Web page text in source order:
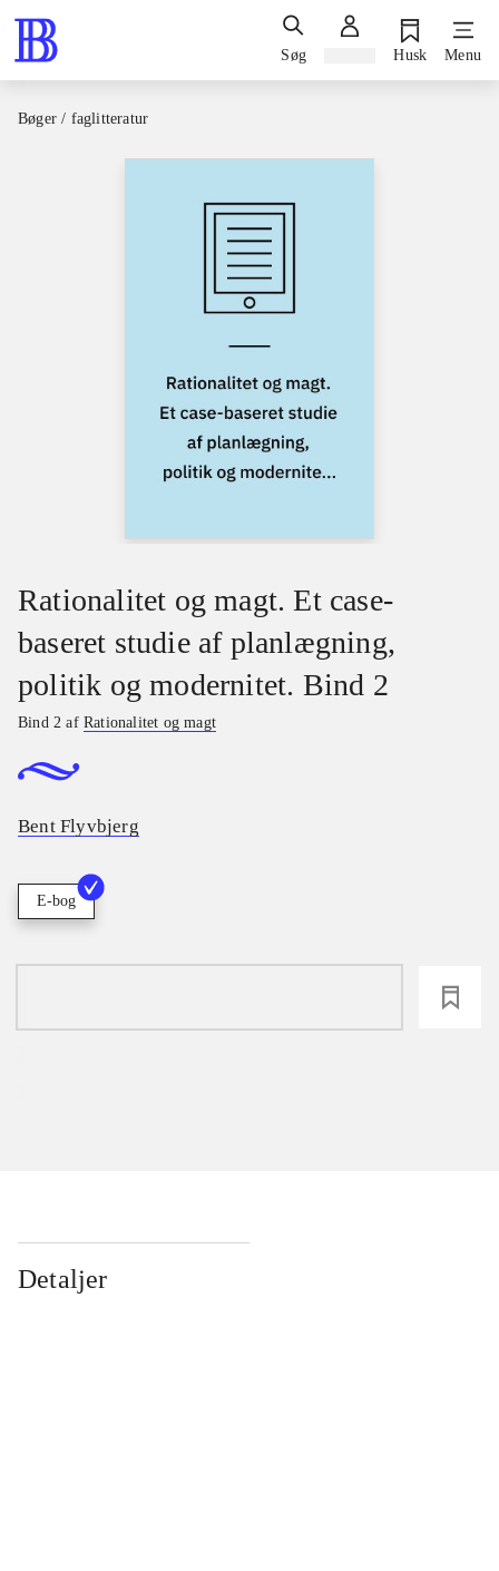
Søg Husk Menu
Bøger / faglitteratur
Rationalitet og magt. Et case-
baseret studie af planlægning,
politik og modernitet. Bind 2
Bind 2 afRationalitet og magt
Bent Flyvbjerg
E-bog
Detaljer